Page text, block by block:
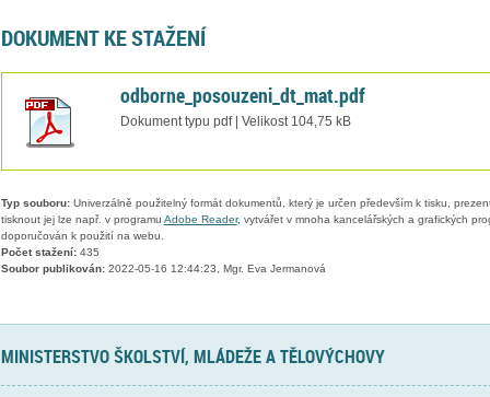
DOKUMENT KE STAŽENÍ
odborne_posouzeni_dt_mat.pdf
Dokument typu pdf | Velikost 104,75 kB
Typ souboru:Univerzálně použitelný formát dokumentů, který je určen především k tisku,
tisknout jej lze např. v programu Adobe Reader, vytvářet v mnoha kancelářských a grafických
doporučován k použití na webu.
Počet stažení:435
Soubor publikován:2022-05-16 12:44:23, Mgr. Eva Jermanová
MINISTERSTVO ŠKOLSTVÍ, MLÁDEŽE A TĚLOVÝCHOVY